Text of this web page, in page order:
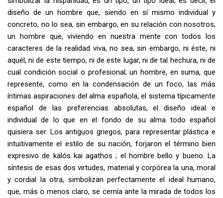
diseño de un hombre que, siendo en sí mismo individual y
concreto, no lo sea, sin embargo, en su relación con nosotros;
un hombre que, viviendo en nuestra mente con todos los
caracteres de la realidad viva, no sea, sin embargo, ni éste, ni
aquél, ni de este tiempo, ni de este lugar, ni de tal hechura, ni de
cual condición social o profesional; un hombre, en suma, que
represente, como en la condensación de un foco, las más
íntimas aspiraciones del alma española, el sistema típicamente
español de las preferencias absolutas, el diseño ideal e
individual de lo que en el fondo de su alma todo español
quisiera ser. Los antiguos griegos, para representar plástica e
intuitivamente el estilo de su nación, forjaron el término bien
expresivo de kalós kai agathos; el hombre bello y bueno. La
síntesis de esas dos virtudes, material y corpórea la una, moral
y cordial la otra, simbolizan perfectamente el ideal humano,
que, más o menos claro, se cernía ante la mirada de todos los